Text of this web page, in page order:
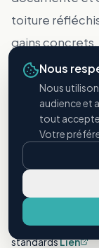
toiture
gains
référentiels en
Cool Roof Rating
standardsLien
Nous
Nous
audience et
tout
Votre